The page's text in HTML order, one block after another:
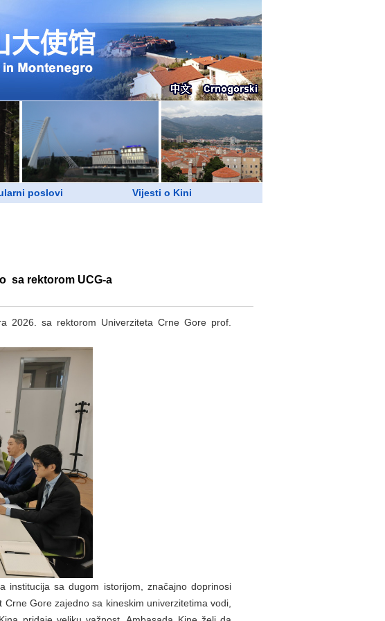
poslovi Vijesti o Kini
sa rektorom UCG-a
2026. sa rektorom Univerziteta Crne Gore prof.
institucija sa dugom istorijom, značajno doprinosi
Gore zajedno sa kineskim univerzitetima vodi,